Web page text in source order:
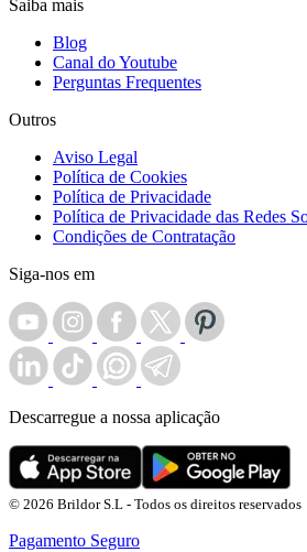
Saiba mais
Blog
Canal do Youtube
Perguntas Frequentes
Outros
Aviso Legal
Política de Cookies
Política de Privacidade
Política de Privacidade das Redes
Condições de Contratação
Siga-nos em
Descarregue a nossa aplicação
© 2026 Brildor S.L - Todos os direitos reservados
Pagamento Seguro